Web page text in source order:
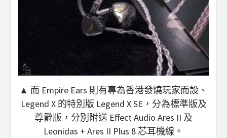
▲ 而 Empire Ears 則有專為香港發燒玩家而設、
Legend X 的特別版 Legend X SE，分為標準版及
尊爵版，分別附送 Effect Audio Ares II 及
Leonidas + Ares II Plus 8 芯耳機線。